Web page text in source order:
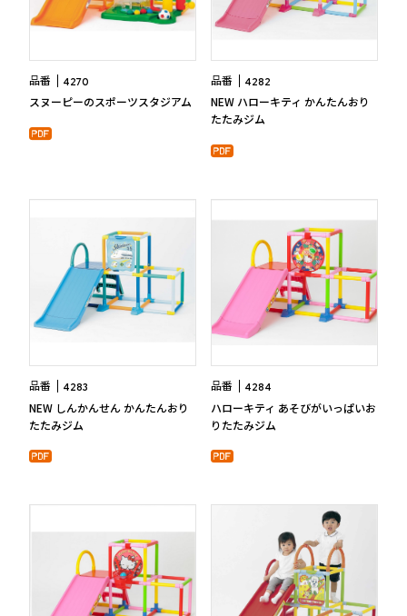
生産部門(品質管理、生産管理、技術開発など)
営業
商品企画
管理部門(総務、経理など)
生産部門(品質管理、生産管理、技術開発など)
TEL:06-6791-7626
FAX:06-6791-2652
E-mail:info@nonaka-world.co.jp
品番 4270
スヌーピーのスポーツスタジアム
品番 4282
NEW ハローキティ かんたんおり
たたみジム
品番 4283
NEW しんかんせん かんたんおり
たたみジム
品番 4284
ハローキティ あそびがいっぱいお
りたたみジム